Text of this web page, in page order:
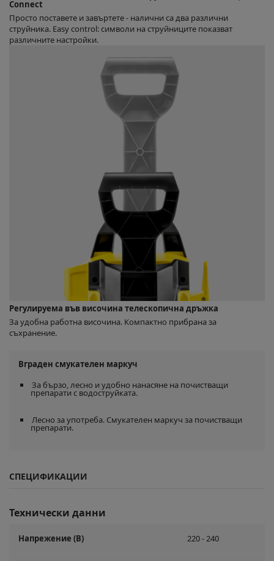
Connect
Просто поставете и завъртете - налични са два различни
струйника. Easy control: символи на струйниците показват
различните настройки.
Регулируема във височина телескопична дръжка
За удобна работна височина. Компактно прибрана за
съхранение.
Вграден смукателен маркуч
За бързо, лесно и удобно нанасяне на почистващи
препарати с водоструйката.
Лесно за употреба. Смукателен маркуч за почистващи
препарати.
СПЕЦИФИКАЦИИ
Технически данни
Напрежение (В) 220 - 240